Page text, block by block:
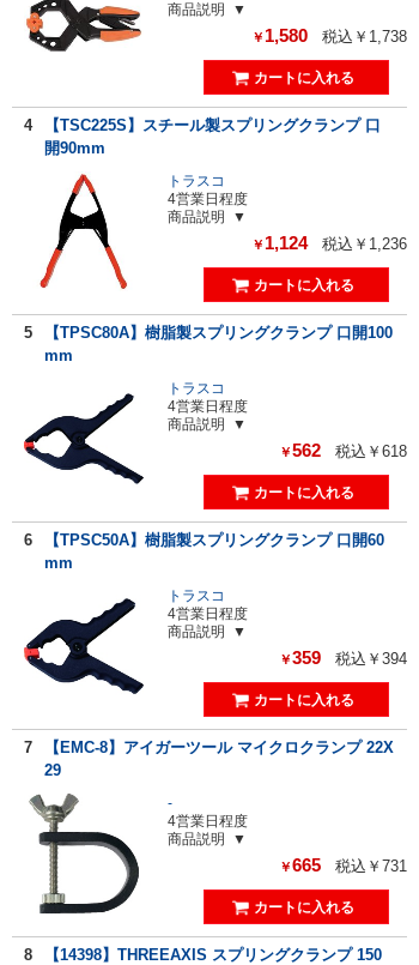
商品説明
￥ 1,580 税込￥1,738
4
【TSC225S】スチール製スプリングクランプ 口
開90mm
トラスコ
4営業日程度
商品説明
￥ 1,124 税込￥1,236
5
【TPSC80A】樹脂製スプリングクランプ 口開100
mm
トラスコ
4営業日程度
商品説明
￥562 税込￥618
6
【TPSC50A】樹脂製スプリングクランプ 口開60
mm
トラスコ
4営業日程度
商品説明
￥359 税込￥394
7
【EMC-8】アイガーツール マイクロクランプ 22X
29
-
4営業日程度
商品説明
￥665 税込￥731
8
【14398】THREEAXIS スプリングクランプ 150